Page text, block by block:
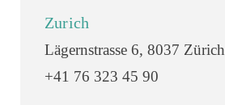
Zurich
Lägernstrasse 6, 8037 Zürich
+41 76 323 45 90